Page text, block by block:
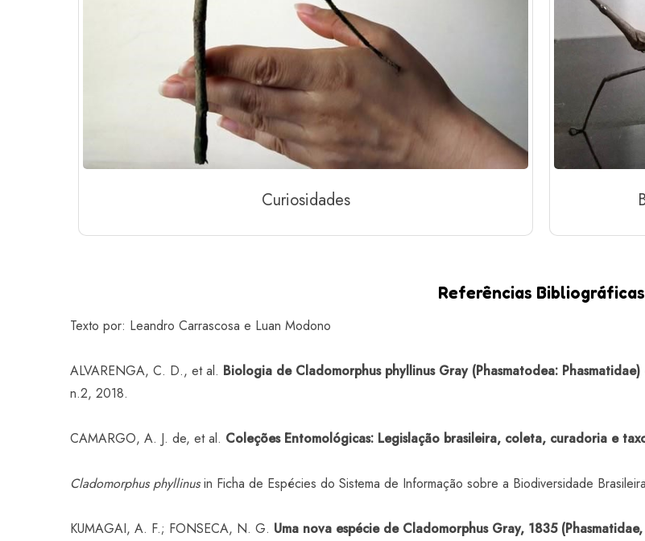
Curiosidades
Referências Bibliográficas
Texto por: Leandro Carrascosa e Luan Modono
ALVARENGA, C. D., et al. Biologia de Cladomorphus phyllinus Gray (Phasmatodea:
n.2, 2018.
CAMARGO, A. J. de, et al. Coleções Entomológicas: Legislação brasileira, coleta, curadoria e
Cladomorphus phyllinusin Ficha de Espécies do Sistema de Informação sobre a Biodiversidade
KUMAGAI, A. F.; FONSECA, N. G. Uma nova espécie de Cladomorphus Gray, 1835